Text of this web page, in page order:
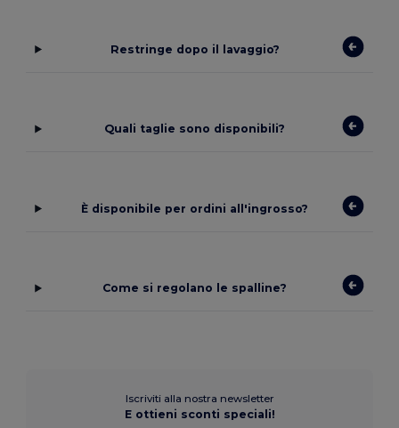
Restringe dopo il lavaggio?
Quali taglie sono disponibili?
È disponibile per ordini all'ingrosso?
Come si regolano le spalline?
Iscriviti alla nostra newsletter
E ottieni sconti speciali!